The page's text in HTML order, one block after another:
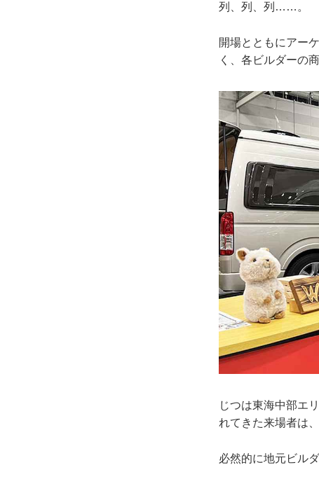
列、列、列……。
開場とともにアー
く、各ビルダーの
じつは東海中部エ
れてきた来場者は
必然的に地元ビル